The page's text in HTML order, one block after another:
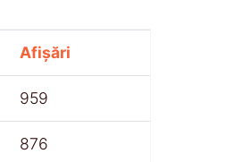
Afișări
959
876